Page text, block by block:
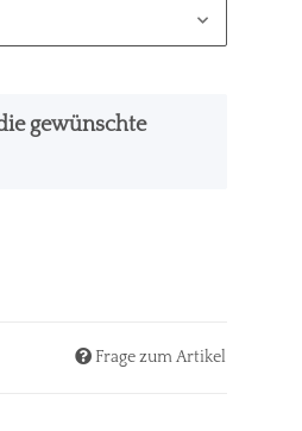
gewünschte
Frage zum Artikel